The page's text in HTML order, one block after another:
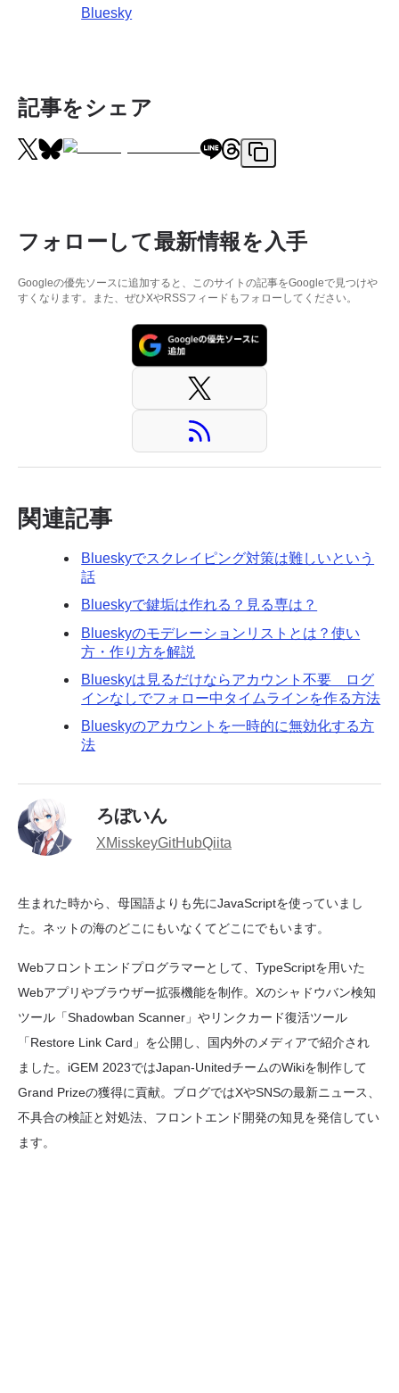
Bluesky
記事をシェア
フォローして最新情報を入手
Googleの優先ソースに追加すると、このサイトの記事をGoogleで見つけや
すくなります。また、ぜひXやRSSフィードもフォローしてください。
関連記事
Blueskyでスクレイピング対策は難しいという
話
Blueskyで鍵垢は作れる？見る専は？
Blueskyのモデレーションリストとは？使い
方・作り方を解説
Blueskyは見るだけならアカウント不要 ログ
インなしでフォロー中タイムラインを作る方法
Blueskyのアカウントを一時的に無効化する方
法
ろぼいん
XMisskeyGitHubQiita
生まれた時から、母国語よりも先にJavaScriptを使っていまし
た。ネットの海のどこにもいなくてどこにでもいます。
Webフロントエンドプログラマーとして、TypeScriptを用いた
Webアプリやブラウザー拡張機能を制作。Xのシャドウバン検知
ツール「Shadowban Scanner」やリンクカード復活ツール
「Restore Link Card」を公開し、国内外のメディアで紹介され
ました。iGEM 2023ではJapan-UnitedチームのWikiを制作して
Grand Prizeの獲得に貢献。ブログではXやSNSの最新ニュース、
不具合の検証と対処法、フロントエンド開発の知見を発信してい
ます。